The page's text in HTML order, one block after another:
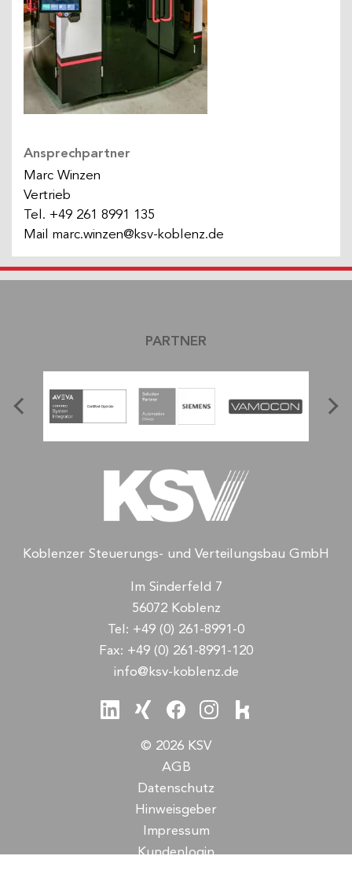
Ansprechpartner
Marc Winzen
Vertrieb
Tel. +49 261 8991 135
Mail marc.winzen@ksv-koblenz.de
PARTNER
Koblenzer Steuerungs- und Verteilungsbau GmbH
Im Sinderfeld 7
56072 Koblenz
Tel: +49 (0) 261-8991-0
Fax: +49 (0) 261-8991-120
info@ksv-koblenz.de
© 2026 KSV
AGB
Datenschutz
Hinweisgeber
Impressum
Kundenlogin